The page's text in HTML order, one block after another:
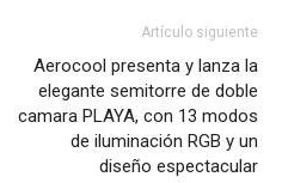
Artículo siguiente
Aerocool presenta y lanza la
elegante semitorre de doble
camara PLAYA, con 13 modos
de iluminación RGB y un
diseño espectacular